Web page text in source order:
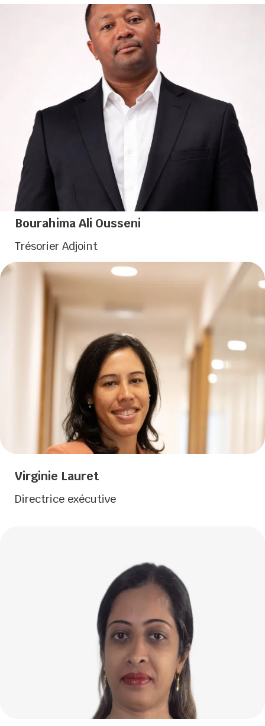
Élu de la Chambre de Commerce et d’Industrie de
Mayotte
Bourahima Ali Ousseni
Trésorier Adjoint
Virginie Lauret
Directrice exécutive